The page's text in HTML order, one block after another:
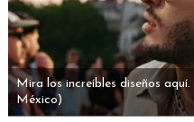
Mira los increíbles diseños aquí.
México)